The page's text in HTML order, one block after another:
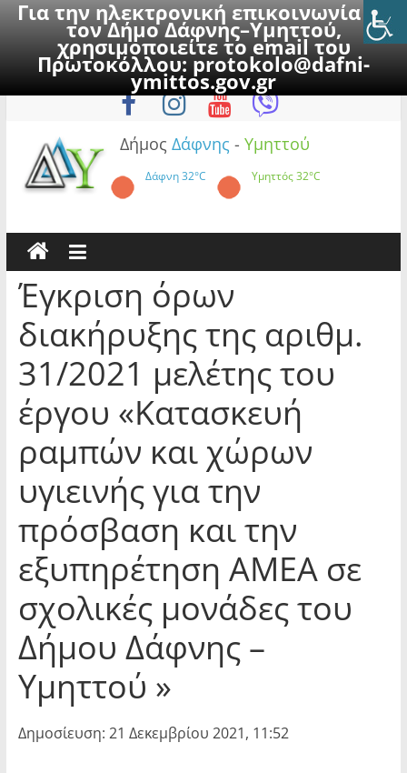
Για την ηλεκτρονική επικοινωνία με
τον Δήμο Δάφνης–Υμηττού,
χρησιμοποιείτε το email του
Πρωτοκόλλου:protokolo@dafni-
ymittos.gov.gr
to
Πέμπτη, 6 Αυγούστου 2026
Δήμος Δάφνης - Υμηττού
Δάφνη32°C Υμηττός32°C
Έγκριση όρων
διακήρυξης της αριθμ.
31/2021 μελέτης του
έργου «Κατασκευή
ραμπών και χώρων
υγιεινής για την
πρόσβαση και την
εξυπηρέτηση ΑΜΕΑ σε
σχολικές μονάδες του
Δήμου Δάφνης –
Υμηττού »
Δημοσίευση: 21 Δεκεμβρίου 2021, 11:52